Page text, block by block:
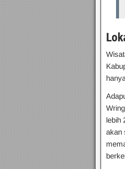
lebih
akan